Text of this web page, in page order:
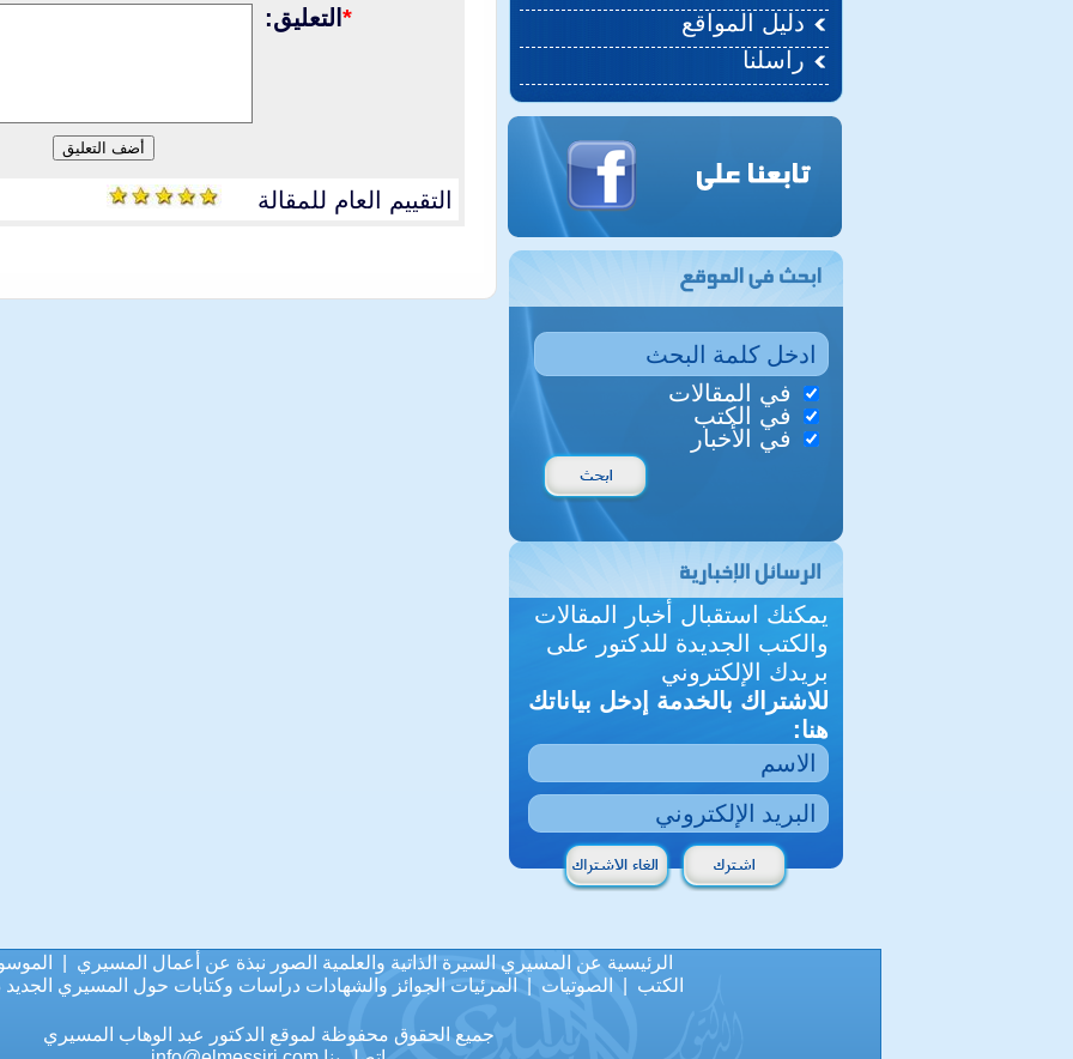
دليل المواقع
راسلنا
في المقالات
في الكتب
في الأخبار
يمكنك استقبال أخبار المقالات
والكتب الجديدة للدكتور على
بريدك الإلكتروني
للاشتراك بالخدمة إدخل بياناتك
هنا:
* التعليق:
التقييم العام للمقالة
الرئيسية عن المسيري السيرة الذاتية والعلمية الصور نبذة عن أعمال المسيري
الكتب
الصوتيات المرئيات الجوائز والشهادات دراسات وكتابات حول المسيري الجديد
جميع الحقوق محفوظة لموقع الدكتور عبد الوهاب المسيري